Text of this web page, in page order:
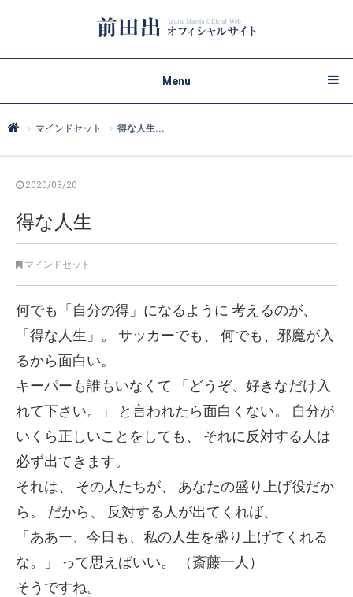
Menu
マインドセット 得な人生...
2020/03/20
得な人生
マインドセット
何でも「自分の得」になるように 考えるのが、
「得な人生」。
サッカーでも、
何でも、邪魔が入
るから面白い。
キーパーも誰もいなくて 「どうぞ、好きなだけ入
れて下さい。」
と言われたら面白くない。
自分が
いくら正しいことをしても、
それに反対する人は
必ず出てきます。
それは、
その人たちが、
あなたの盛り上げ役だか
ら。
だから、
反対する人が出てくれば、
「ああー、今日も、私の人生を盛り上げてくれる
な。」
って思えばいい。
（斎藤一人）
そうですね。